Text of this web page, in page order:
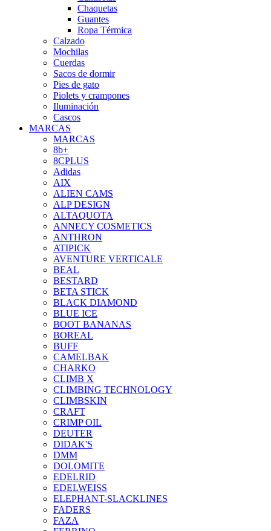
Chaquetas
Guantes
Ropa Térmica
Calzado
Mochilas
Cuerdas
Sacos de dormir
Pies de gato
Piolets y crampones
Iluminación
Cascos
MARCAS
MARCAS
8b+
8CPLUS
Adidas
AIX
ALIEN CAMS
ALP DESIGN
ALTAQUOTA
ANNECY COSMETICS
ANTHRON
ATIPICK
AVENTURE VERTICALE
BEAL
BESTARD
BETA STICK
BLACK DIAMOND
BLUE ICE
BOOT BANANAS
BOREAL
BUFF
CAMELBAK
CHARKO
CLIMB X
CLIMBING TECHNOLOGY
CLIMBSKIN
CRAFT
CRIMP OIL
DEUTER
DIDAK'S
DMM
DOLOMITE
EDELRID
EDELWEISS
ELEPHANT-SLACKLINES
FADERS
FAZA